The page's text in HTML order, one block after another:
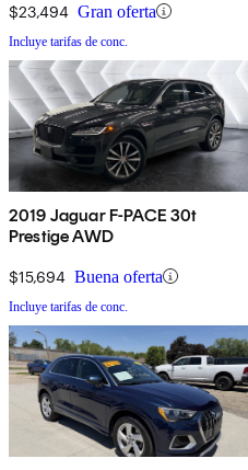
$23,494 Gran oferta
Incluye tarifas de conc.
2019 Jaguar F-PACE 30t
Prestige AWD
$15,694 Buena oferta
Incluye tarifas de conc.